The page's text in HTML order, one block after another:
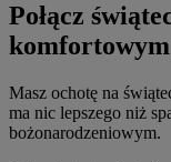
Połącz
Masz ochotę na
ma nic lepszego niż
bożonarodzeniowym.